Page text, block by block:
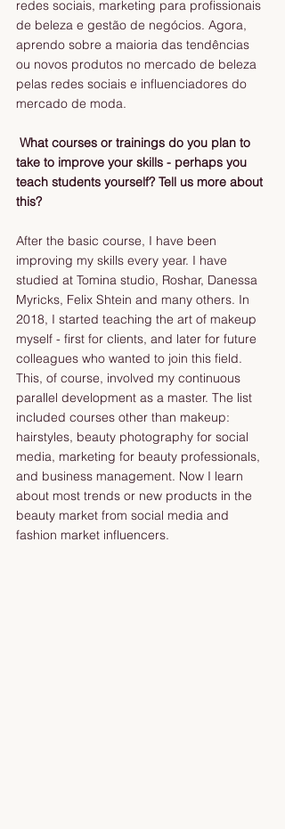
redes sociais, marketing para profissionais
de beleza e gestão de negócios. Agora,
aprendo sobre a maioria das tendências
ou novos produtos no mercado de beleza
pelas redes sociais e influenciadores do
mercado de moda.
What courses or trainings do you plan to
take to improve your skills - perhaps you
teach students yourself? Tell us more about
this?
After the basic course, I have been
improving my skills every year. I have
studied at Tomina studio, Roshar, Danessa
Myricks, Felix Shtein and many others. In
2018, I started teaching the art of makeup
myself - first for clients, and later for future
colleagues who wanted to join this field.
This, of course, involved my continuous
parallel development as a master. The list
included courses other than makeup:
hairstyles, beauty photography for social
media, marketing for beauty professionals,
and business management. Now I learn
about most trends or new products in the
beauty market from social media and
fashion market influencers.